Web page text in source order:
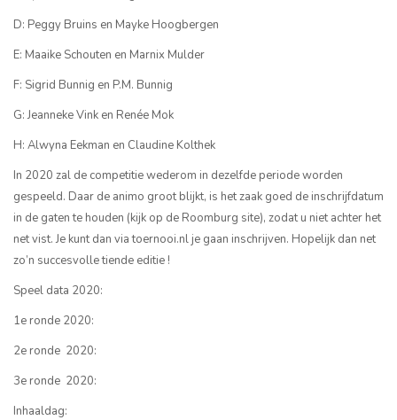
D: Peggy Bruins en Mayke Hoogbergen
E: Maaike Schouten en Marnix Mulder
F: Sigrid Bunnig en P.M. Bunnig
G: Jeanneke Vink en Renée Mok
H: Alwyna Eekman en Claudine Kolthek
In 2020 zal de competitie wederom in dezelfde periode worden
gespeeld. Daar de animo groot blijkt, is het zaak goed de inschrijfdatum
in de gaten te houden (kijk op de Roomburg site), zodat u niet achter het
net vist. Je kunt dan via toernooi.nl je gaan inschrijven. Hopelijk dan net
zo’n succesvolle tiende editie !
Speel data 2020:
1e ronde 2020:
2e ronde 2020:
3e ronde 2020:
Inhaaldag: